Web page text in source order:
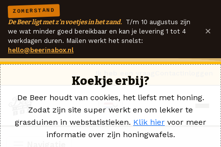
ZOMERSTAND
De Beer ligt met z'n voetjes in het zand. T/m 10 augustus zijn
we wat minder goed bereikbaar en kan je levering 1 tot 4
werkdagen duren. Mailen werkt het snelst:
hello@beerinabox.nl
×
Koekje erbij?
De Beer houdt van cookies, het liefst met honing.
Zodat zijn site super werkt en om lekker te
grasduinen in webstatistieken. Klik hier voor meer
informatie over zijn honingwafels.